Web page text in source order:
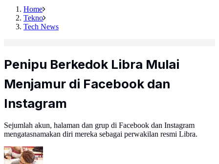
Home
Tekno
Tech News
Penipu Berkedok Libra Mulai
Menjamur di Facebook dan
Instagram
Sejumlah akun, halaman dan grup di Facebook dan Instagram
mengatasnamakan diri mereka sebagai perwakilan resmi Libra.